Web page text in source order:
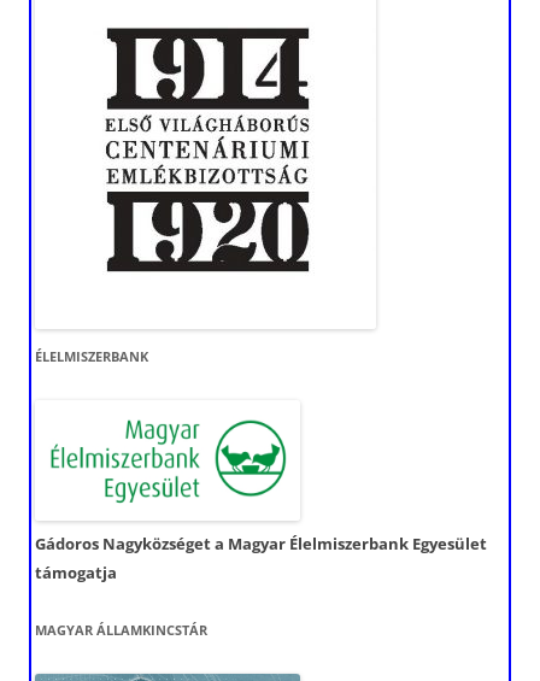
ÉLELMISZERBANK
Gádoros Nagyközséget a Magyar Élelmiszerbank Egyesület
támogatja
MAGYAR ÁLLAMKINCSTÁR